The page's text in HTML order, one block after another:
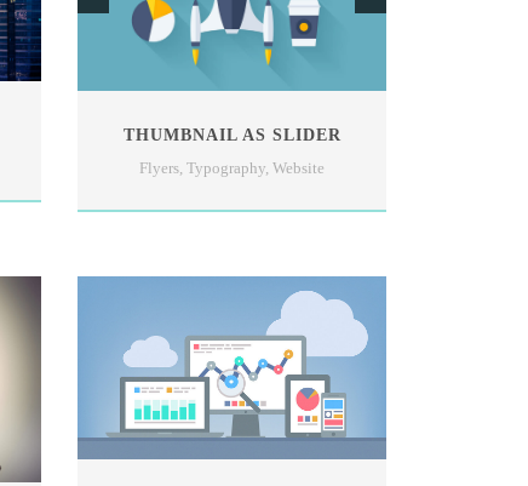
THUMBNAIL AS SLIDER
Flyers, Typography, Website